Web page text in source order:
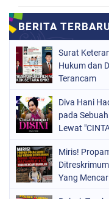
Surat
Hukum dan
Terancam
Diva Hani
pada
Lewat
Miris!
Yang